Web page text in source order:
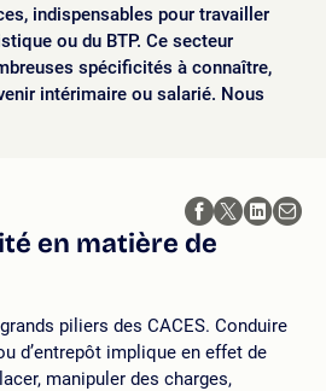
indispensables pour travailler
ou du BTP. Ce secteur
spécificités à connaître,
intérimaire ou salarié. Nous
en matière de
piliers des CACES. Conduire
d’entrepôt implique en effet de
manipuler des charges,